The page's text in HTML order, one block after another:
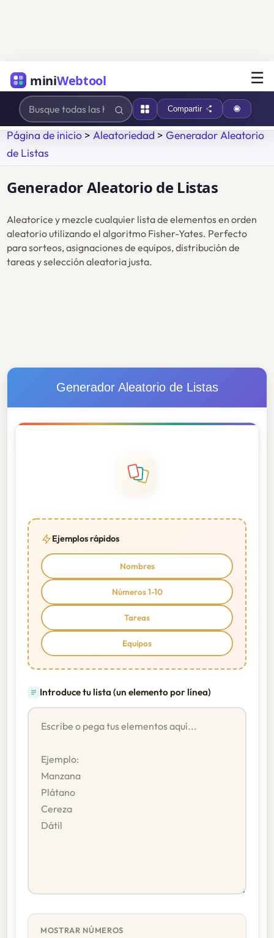
miniWebtool ☰
Compartir
Página de inicio >Aleatoriedad >Generador Aleatorio
de Listas
Generador Aleatorio de Listas
Aleatorice y mezcle cualquier lista de elementos en orden
aleatorio utilizando el algoritmo Fisher-Yates. Perfecto
para sorteos, asignaciones de equipos, distribución de
tareas y selección aleatoria justa.
Generador Aleatorio de Listas
Ejemplos rápidos
Nombres
Números 1-10
Tareas
Equipos
Introduce tu lista (un elemento por línea)
MOSTRAR NÚMEROS